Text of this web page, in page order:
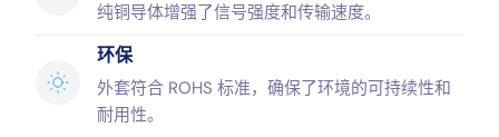
纯铜导体增强了信号强度和传输速度。
环保
外套符合 ROHS 标准，确保了环境的可持续性和
耐用性。